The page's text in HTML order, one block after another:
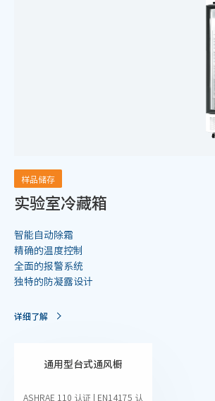
样品储存
实验室冷藏箱
智能自动除霜
精确的温度控制
全面的报警系统
独特的防凝露设计
详细了解
通用型台式通风橱
ASHRAE 110 认证 | EN14175 认